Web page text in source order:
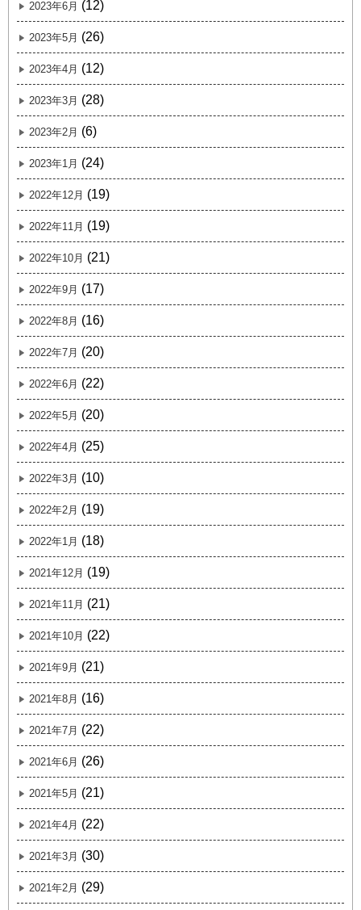
2023年6月 (12)
2023年5月 (26)
2023年4月 (12)
2023年3月 (28)
2023年2月 (6)
2023年1月 (24)
2022年12月 (19)
2022年11月 (19)
2022年10月 (21)
2022年9月 (17)
2022年8月 (16)
2022年7月 (20)
2022年6月 (22)
2022年5月 (20)
2022年4月 (25)
2022年3月 (10)
2022年2月 (19)
2022年1月 (18)
2021年12月 (19)
2021年11月 (21)
2021年10月 (22)
2021年9月 (21)
2021年8月 (16)
2021年7月 (22)
2021年6月 (26)
2021年5月 (21)
2021年4月 (22)
2021年3月 (30)
2021年2月 (29)